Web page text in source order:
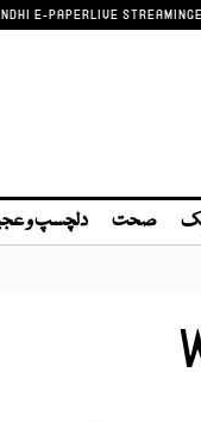
E-PAPERLIVE STREAMING
صحت دلچسپ و